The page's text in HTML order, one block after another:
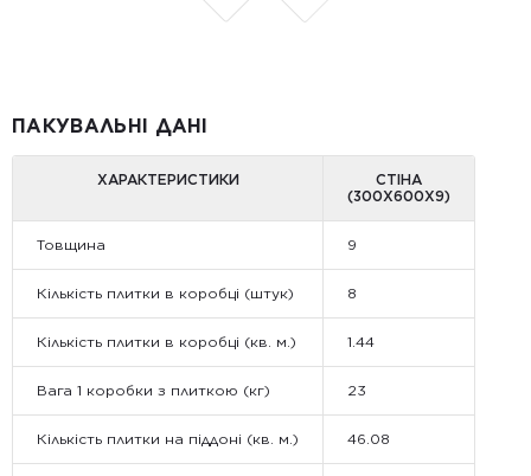
ПАКУВАЛЬНІ ДАНІ
ХАРАКТЕРИСТИКИ
СТІНА
(300Х600Х9)
Товщина 9
Кількість плитки в коробці (штук) 8
Кількість плитки в коробці (кв. м.) 1.44
Вага 1 коробки з плиткою (кг) 23
Кількість плитки на піддоні (кв. м.) 46.08